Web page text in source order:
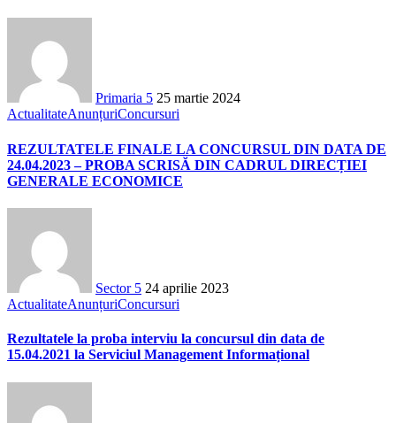
Primaria 5 25 martie 2024
ActualitateAnunțuriConcursuri
REZULTATELE FINALE LA CONCURSUL DIN DATA DE
24.04.2023 – PROBA SCRISĂ DIN CADRUL DIRECȚIEI
GENERALE ECONOMICE
Sector 5 24 aprilie 2023
ActualitateAnunțuriConcursuri
Rezultatele la proba interviu la concursul din data de
15.04.2021 la Serviciul Management Informațional